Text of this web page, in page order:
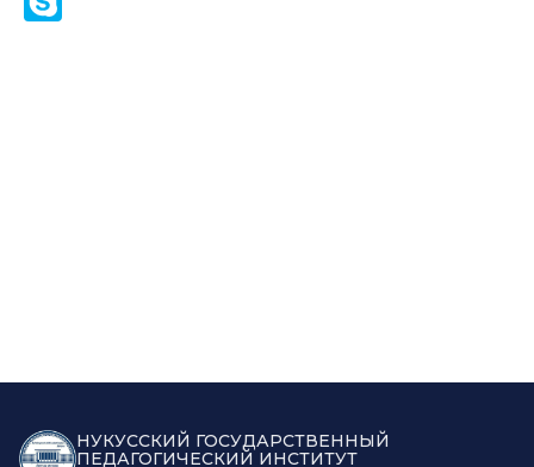
НУКУССКИЙ ГОСУДАРСТВЕННЫЙ
ПЕДАГОГИЧЕСКИЙ ИНСТИТУТ